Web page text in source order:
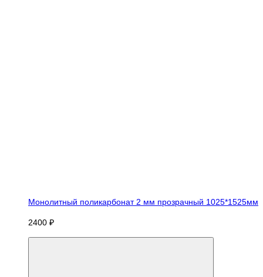
Монолитный поликарбонат 2 мм прозрачный 1025*1525мм
2400 ₽